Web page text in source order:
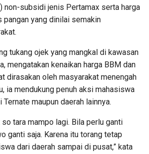
non-subsidi jenis Pertamax serta harga
pangan yang dinilai semakin
tukang ojek yang mangkal di kawasan
mengatakan kenaikan harga BBM dan
dirasakan oleh masyarakat menengah
ia mendukung penuh aksi mahasiswa
maupun daerah lainnya.
so tara mampo lagi. Bila perlu ganti
ganti saja. Karena itu torang tetap
dari daerah sampai di pusat,” kata